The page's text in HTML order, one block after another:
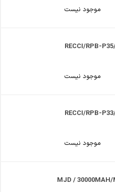
موجود نیست
موجود نیست
موجود نیست